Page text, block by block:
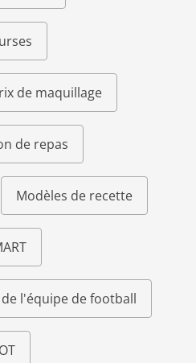
de maquillage
de repas
Modèles de recette
l'équipe de football